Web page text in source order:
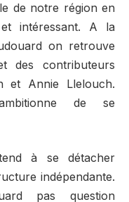
de notre région en
intéressant. A la
on retrouve
des contributeurs
et Annie Llelouch.
de se
à se détacher
indépendante.
pas question